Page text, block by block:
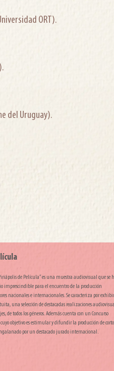
ORT).
del Uruguay).
de Película” es una muestra audiovisual que se
imprescindible para el encuentro de la producción
nacionales e internacionales. Se caracteriza por
una selección de destacadas realizaciones
de todos los géneros. Además cuenta con un Concurso
objetivo es estimular y difundir la producción de
por un destacado jurado internacional.